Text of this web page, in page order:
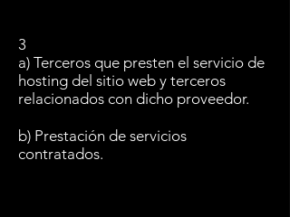
3
a) Terceros que presten el servicio de
hosting del sitio web y terceros
relacionados con dicho proveedor.
b) Prestación de servicios
contratados.